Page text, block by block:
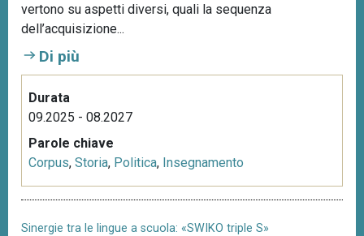
vertono su aspetti diversi, quali la sequenza
dell’acquisizione...
Di più
Durata
09.2025 - 08.2027
Parole chiave
Corpus, Storia, Politica, Insegnamento
Sinergie tra le lingue a scuola: «SWIKO triple S»